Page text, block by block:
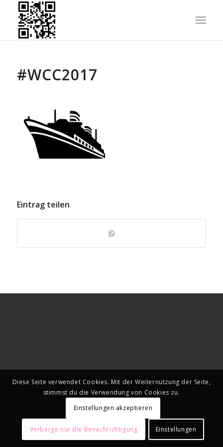
#WCC2017
Eintrag teilen
Diese Seite verwendet Cookies. Mit der Weiternutzung der Seite,
stimmst du die Verwendung von Cookies zu.
Einstellungen akzeptieren
Verberge nur die Benachrichtigung Einstellungen